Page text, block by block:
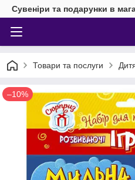
Сувеніри та подарунки в
Товари та послуги
–10%